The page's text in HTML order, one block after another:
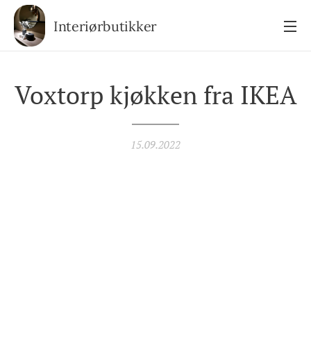
Interiørbutikker
Voxtorp kjøkken fra IKEA
15.09.2022